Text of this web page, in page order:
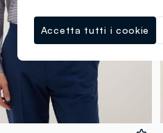
Accetta tutti i cookie